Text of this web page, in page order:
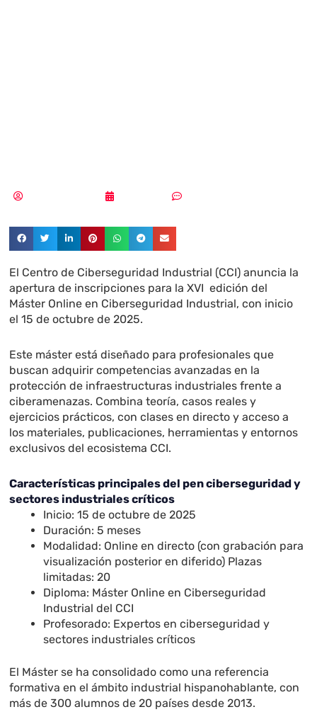
El Centro de Ciberseguridad Industrial (CCI) anuncia la
apertura de inscripciones para la XVI edición del
Máster Online en Ciberseguridad Industrial, con inicio
el 15 de octubre de 2025.
Este máster está diseñado para profesionales que
buscan adquirir competencias avanzadas en la
protección de infraestructuras industriales frente a
ciberamenazas. Combina teoría, casos reales y
ejercicios prácticos, con clases en directo y acceso a
los materiales, publicaciones, herramientas y entornos
exclusivos del ecosistema CCI.
Características principales del pen ciberseguridad y
sectores industriales críticos
Inicio: 15 de octubre de 2025
Duración: 5 meses
Modalidad: Online en directo (con grabación para
visualización posterior en diferido) Plazas
limitadas: 20
Diploma: Máster Online en Ciberseguridad
Industrial del CCI
Profesorado: Expertos en ciberseguridad y
sectores industriales críticos
El Máster se ha consolidado como una referencia
formativa en el ámbito industrial hispanohablante, con
más de 300 alumnos de 20 países desde 2013.